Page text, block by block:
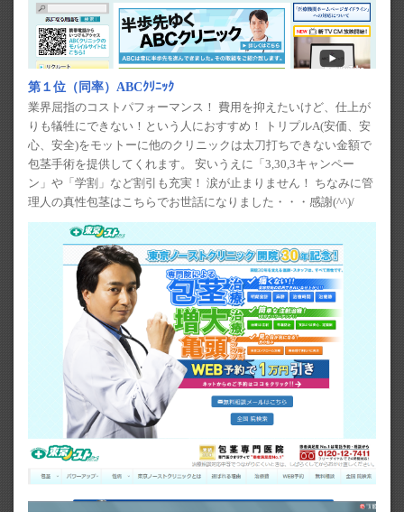
第１位（同率）ABCｸﾘﾆｯｸ
業界屈指のコストパフォーマンス！ 費用を抑えたいけど、仕上が
りも犠牲にできない！という人におすすめ！ トリプルA(安価、安
心、安全)をモットーに他のクリニックは太刀打ちできない金額で
包茎手術を提供してくれます。 安いうえに「3,30,3キャンペー
ン」や「学割」など割引も充実！ 涙が止まりません！ ちなみに管
理人の真性包茎はこちらでお世話になりました・・・感謝(^^)/